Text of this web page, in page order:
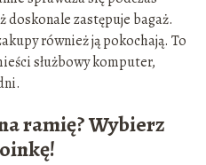
doskonale zastępuje bagaż.
również ją pokochają. To
służbowy komputer,
ramię? Wybierz